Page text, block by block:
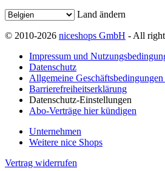
Land ändern
© 2010-2026 niceshops GmbH - All
Impressum und
Datenschutz
Allgemeine
Barrierefreiheitserklärung
Datenschutz-Einstellungen
Abo-Verträge hier kündigen
Unternehmen
Weitere nice Shops
Vertrag widerrufen